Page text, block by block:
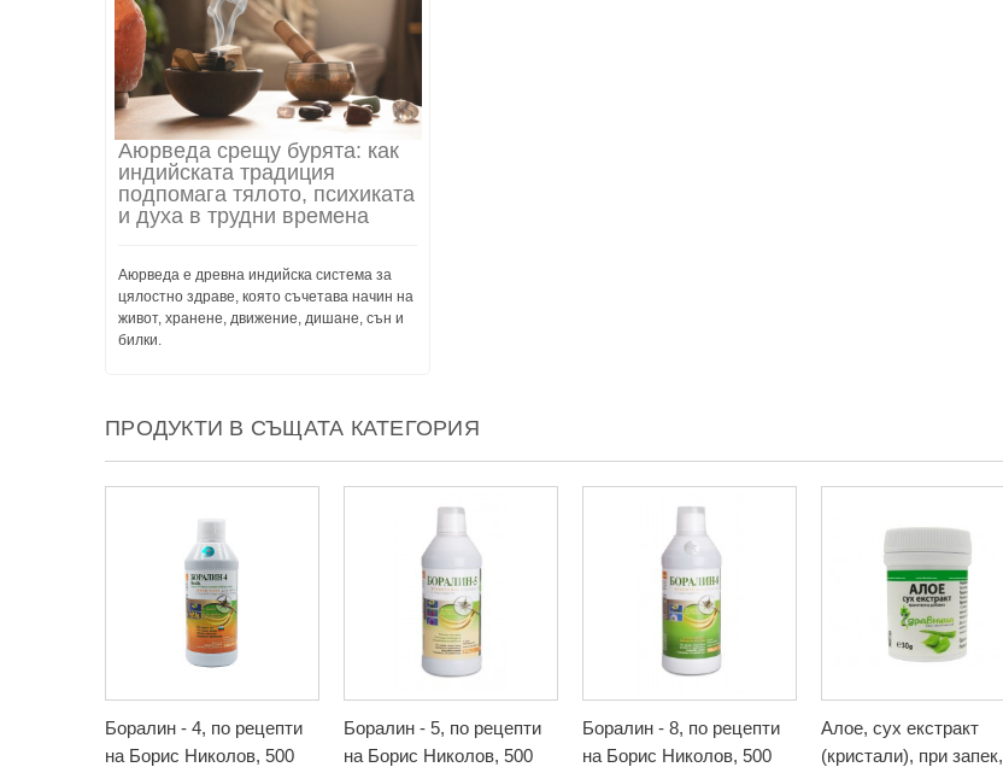
Аюрведа срещу бурята: как
индийската традиция
подпомага тялото, психиката
и духа в трудни времена
Аюрведа е древна индийска система за
цялостно здраве, която съчетава начин на
живот, хранене, движение, дишане, сън и
билки.
ПРОДУКТИ В СЪЩАТА КАТЕГОРИЯ
Боралин - 4, по рецепти
на Борис Николов, 500
Боралин - 5, по рецепти
на Борис Николов, 500
Боралин - 8, по рецепти
на Борис Николов, 500
Алое, сух екстракт
(кристали), при запек,